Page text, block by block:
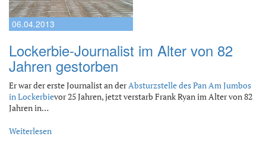
06.04.2013
Lockerbie-Journalist im Alter von 82
Jahren gestorben
Er war der erste Journalist an derAbsturzstelle des Pan Am Jumbos
in Lockerbievor 25 Jahren, jetzt verstarb Frank Ryan im Alter von 82
Jahren in…
Weiterlesen